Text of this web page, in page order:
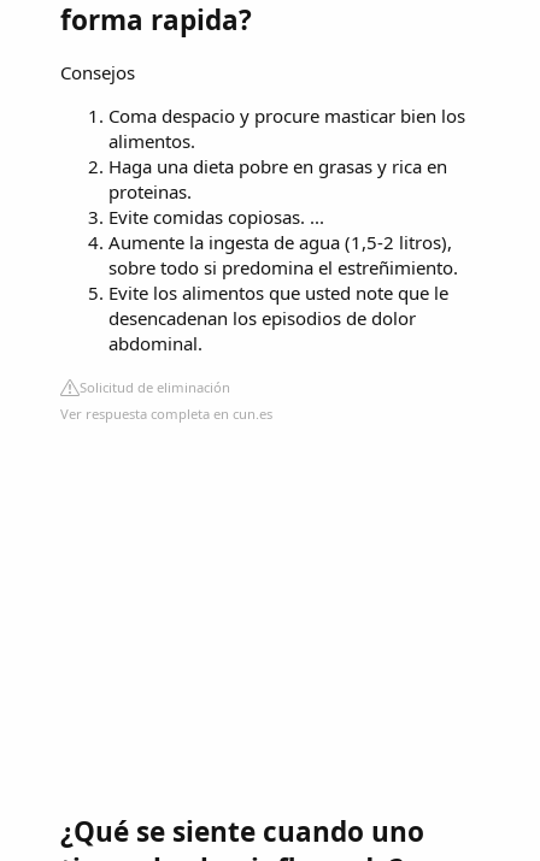
forma rapida?
Consejos
Coma despacio y procure masticar bien los
alimentos.
Haga una dieta pobre en grasas y rica en
proteinas.
Evite comidas copiosas. ...
Aumente la ingesta de agua (1,5-2 litros),
sobre todo si predomina el estreñimiento.
Evite los alimentos que usted note que le
desencadenan los episodios de dolor
abdominal.
Solicitud de eliminación
Ver respuesta completa en cun.es
¿Qué se siente cuando uno